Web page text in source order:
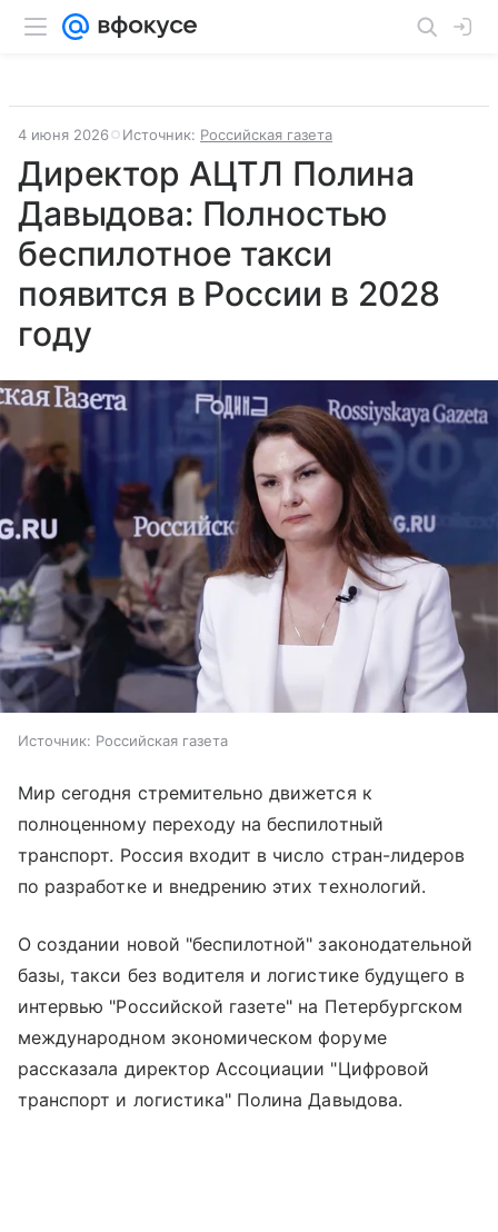
4 июня 2026 Источник: Российская газета
Директор АЦТЛ Полина
Давыдова: Полностью
беспилотное такси
появится в России в 2028
году
Источник: Российская газета
Мир сегодня стремительно движется к
полноценному переходу на беспилотный
транспорт. Россия входит в число стран-лидеров
по разработке и внедрению этих технологий.
О создании новой "беспилотной" законодательной
базы, такси без водителя и логистике будущего в
интервью "Российской газете" на Петербургском
международном экономическом форуме
рассказала директор Ассоциации "Цифровой
транспорт и логистика" Полина Давыдова.